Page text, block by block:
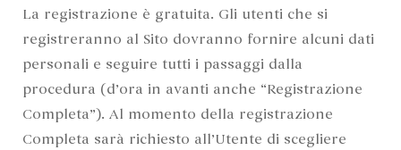
La registrazione è gratuita. Gli utenti che si
registreranno al Sito dovranno fornire alcuni dati
personali e seguire tutti i passaggi dalla
procedura (d’ora in avanti anche “Registrazione
Completa”). Al momento della registrazione
Completa sarà richiesto all’Utente di scegliere